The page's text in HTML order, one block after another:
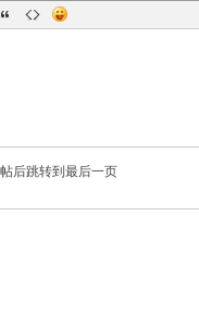
后跳转到最后一页